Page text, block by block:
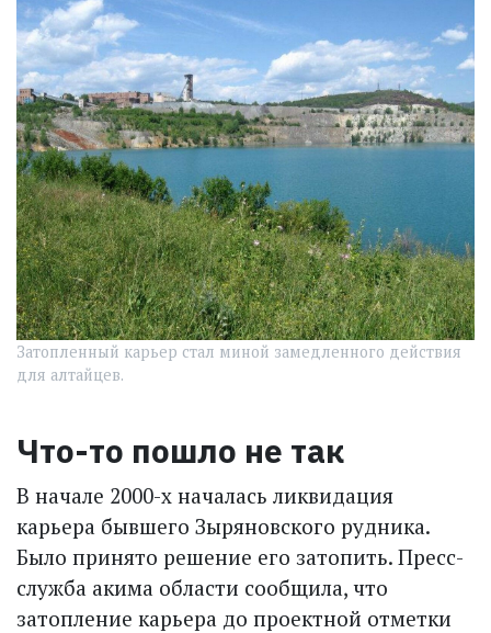
Затопленный карьер стал миной замедленного действия
для алтайцев.
Что-то пошло не так
В начале 2000-х началась ликвидация
карьера бывшего Зыряновского рудника.
Было принято решение его затопить. Пресс-
служба акима области сообщила, что
затопление карьера до проектной отметки